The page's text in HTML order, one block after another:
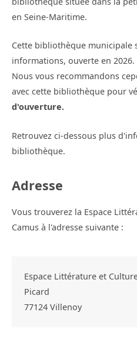
en Seine-Maritime.
Cette bibliothèque municipale
informations, ouverte en 2026.
Nous vous recommandons
avec cette bibliothèque pour
d'ouverture.
Retrouvez ci-dessous plus
bibliothèque.
Adresse
Vous trouverez la Espace
Camus à l'adresse suivante :
Espace Littérature et
Picard
77124 Villenoy